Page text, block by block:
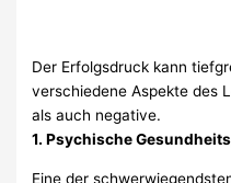
Der Erfolgsdruck kann
verschiedene Aspekte des
als auch negative.
1. Psychische
Eine der